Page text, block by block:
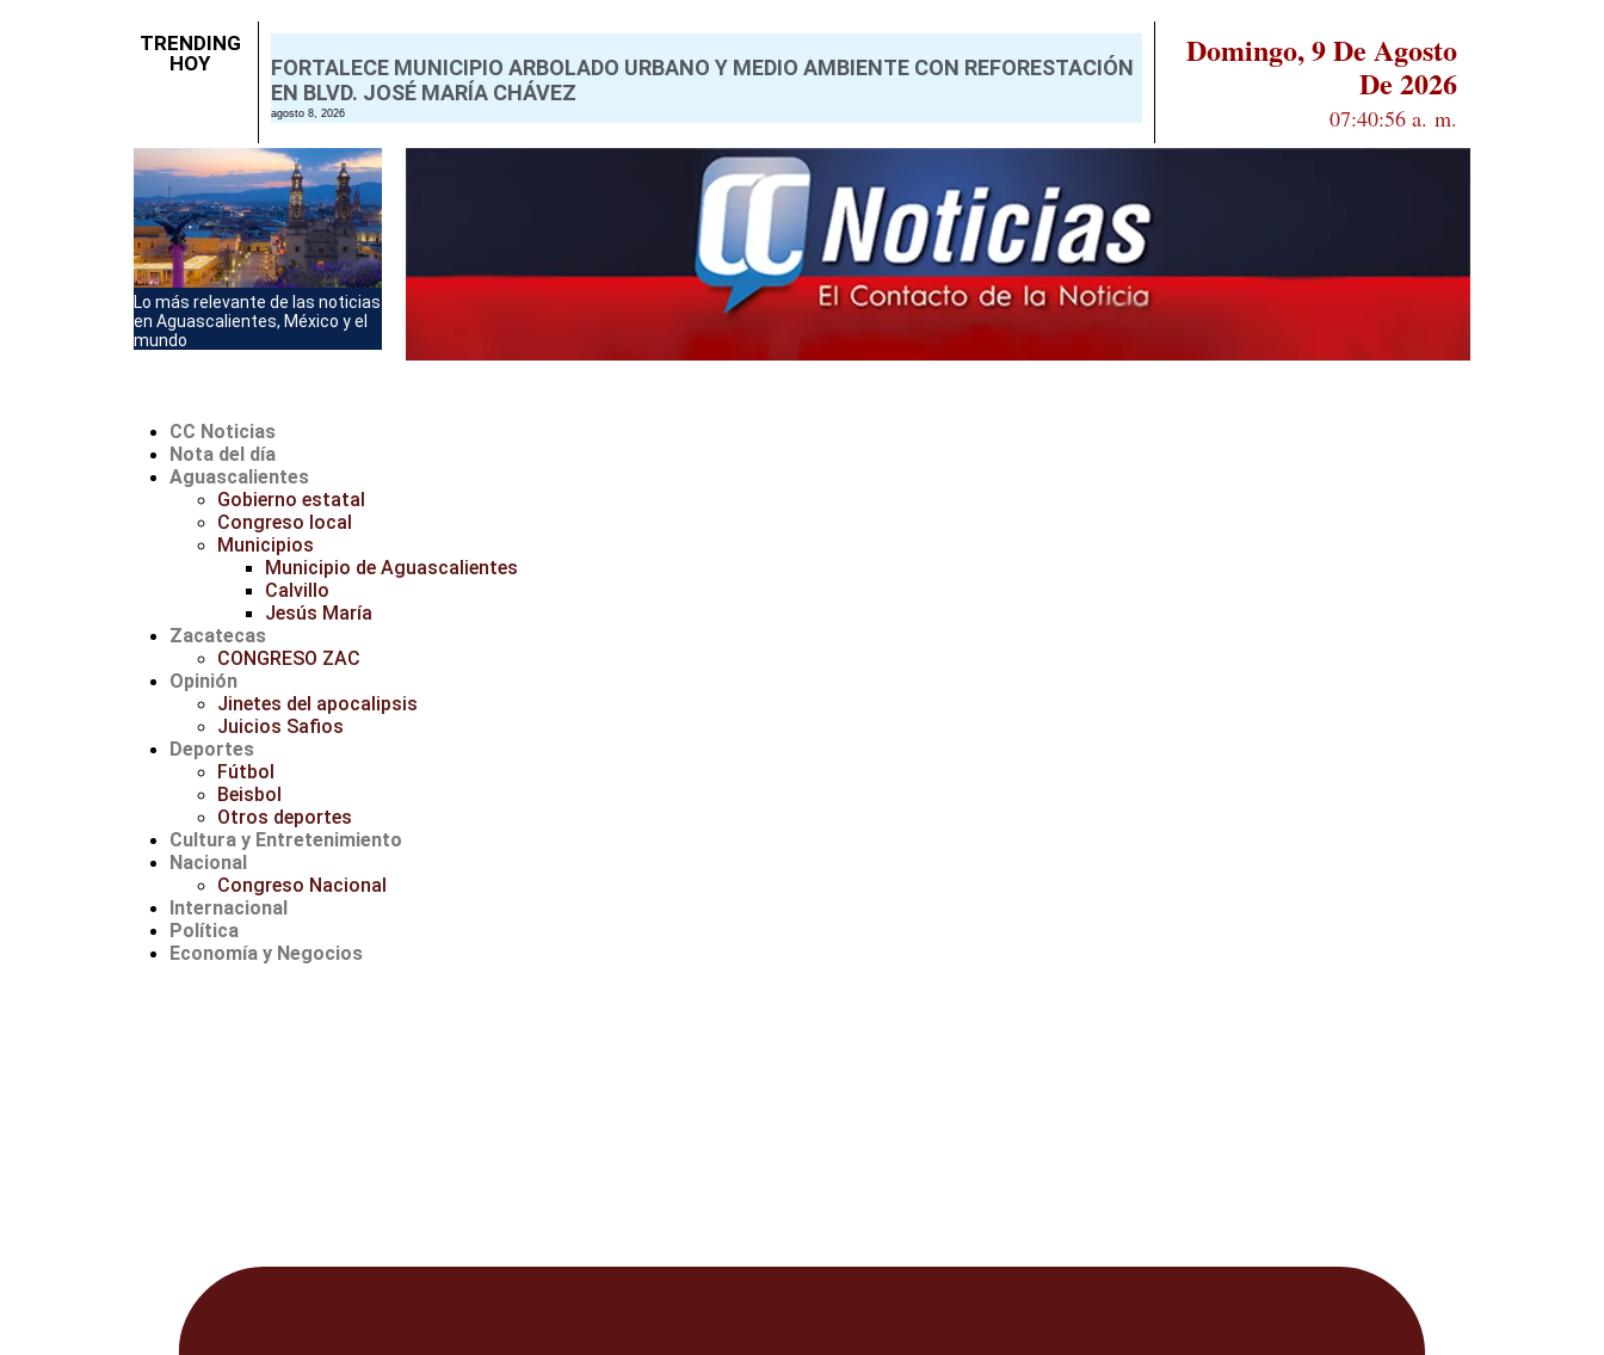
TRENDING
HOY
FORTALECE MUNICIPIO ARBOLADO URBANO Y MEDIO AMBIENTE CON REFORESTACIÓN
EN BLVD. JOSÉ MARÍA CHÁVEZ
agosto 8, 2026
Domingo, 9 De Agosto
De 2026
07:40:57 a. m.
Lo más relevante de las noticias
en Aguascalientes, México y el
mundo
CC Noticias
Nota del día
Aguascalientes
Gobierno estatal
Congreso local
Municipios
Municipio de Aguascalientes
Calvillo
Jesús María
Zacatecas
CONGRESO ZAC
Opinión
Jinetes del apocalipsis
Juicios Safios
Deportes
Fútbol
Beisbol
Otros deportes
Cultura y Entretenimiento
Nacional
Congreso Nacional
Internacional
Política
Economía y Negocios